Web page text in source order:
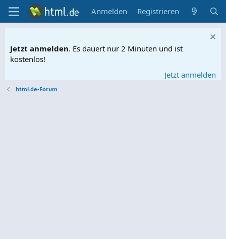
Anmelden Registrieren
Jetzt anmelden. Es dauert nur 2 Minuten und ist
kostenlos!
Jetzt anmelden
html.de-Forum